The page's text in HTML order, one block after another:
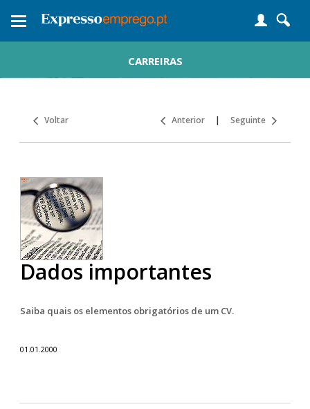
Toggle
CARREIRAS
Voltar Anterior | Seguinte
Dados importantes
Saiba quais os elementos obrigatórios de um CV.
01.01.2000